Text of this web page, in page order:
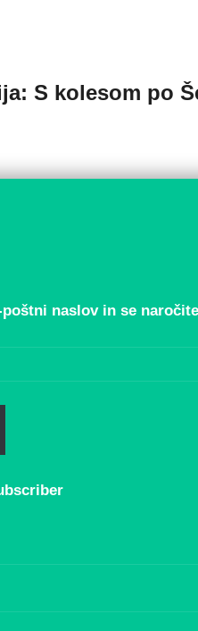
S kolesom po
naslov in se